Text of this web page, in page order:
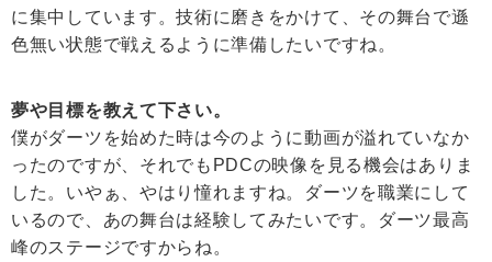
に集中しています。技術に磨きをかけて、その舞台で遜
色無い状態で戦えるように準備したいですね。
夢や目標を教えて下さい。
僕がダーツを始めた時は今のように動画が溢れていなか
ったのですが、それでもPDCの映像を見る機会はありま
した。いやぁ、やはり憧れますね。ダーツを職業にして
いるので、あの舞台は経験してみたいです。ダーツ最高
峰のステージですからね。